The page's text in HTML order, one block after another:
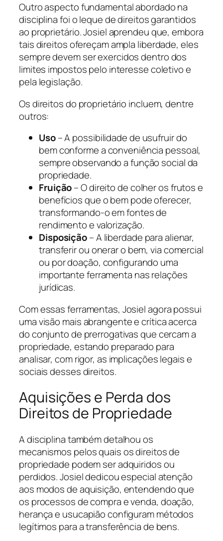
Outro aspecto fundamental abordado na
disciplina foi o leque de direitos garantidos
ao proprietário. Josiel aprendeu que, embora
tais direitos ofereçam ampla liberdade, eles
sempre devem ser exercidos dentro dos
limites impostos pelo interesse coletivo e
pela legislação.
Os direitos do proprietário incluem, dentre
outros:
Uso– A possibilidade de usufruir do
bem conforme a conveniência pessoal,
sempre observando a função social da
propriedade.
Fruição– O direito de colher os frutos e
benefícios que o bem pode oferecer,
transformando-o em fontes de
rendimento e valorização.
Disposição– A liberdade para alienar,
transferir ou onerar o bem, via comercial
ou por doação, configurando uma
importante ferramenta nas relações
jurídicas.
Com essas ferramentas, Josiel agora possui
uma visão mais abrangente e crítica acerca
do conjunto de prerrogativas que cercam a
propriedade, estando preparado para
analisar, com rigor, as implicações legais e
sociais desses direitos.
Aquisições e Perda dos
Direitos de Propriedade
A disciplina também detalhou os
mecanismos pelos quais os direitos de
propriedade podem ser adquiridos ou
perdidos. Josiel dedicou especial atenção
aos modos de aquisição, entendendo que
os processos de compra e venda, doação,
herança e usucapião configuram métodos
legítimos para a transferência de bens.